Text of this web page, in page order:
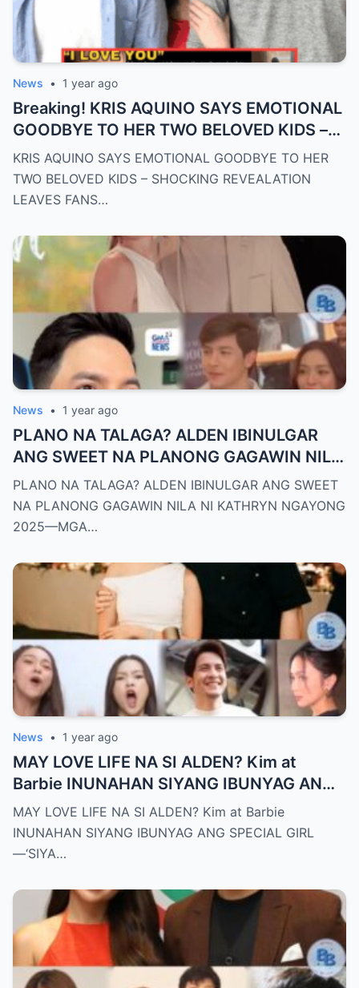
News • 1 year ago
Breaking! KRIS AQUINO SAYS EMOTIONAL
GOODBYE TO HER TWO BELOVED KIDS –
SH0CKING REVEALATION LEAVES FANS
HEARTBROKEN!
KRIS AQUINO SAYS EMOTIONAL GOODBYE TO HER
TWO BELOVED KIDS – SHOCKING REVEALATION
LEAVES FANS…
News • 1 year ago
PLANO NA TALAGA? ALDEN IBINULGAR
ANG SWEET NA PLANONG GAGAWIN NILA
NI KATHRYN NGAYONG 2025—MGA
TAGA-SUBAYBAY, KINILIG NG TODO!
PLANO NA TALAGA? ALDEN IBINULGAR ANG SWEET
NA PLANONG GAGAWIN NILA NI KATHRYN NGAYONG
2025—MGA…
News • 1 year ago
MAY LOVE LIFE NA SI ALDEN? Kim at
Barbie INUNAHAN SIYANG IBUNYAG ANG
SPECIAL GIRL—‘SIYA ANG TUNAY NA
INIINGATAN NIYA!’
MAY LOVE LIFE NA SI ALDEN? Kim at Barbie
INUNAHAN SIYANG IBUNYAG ANG SPECIAL GIRL
—‘SIYA…